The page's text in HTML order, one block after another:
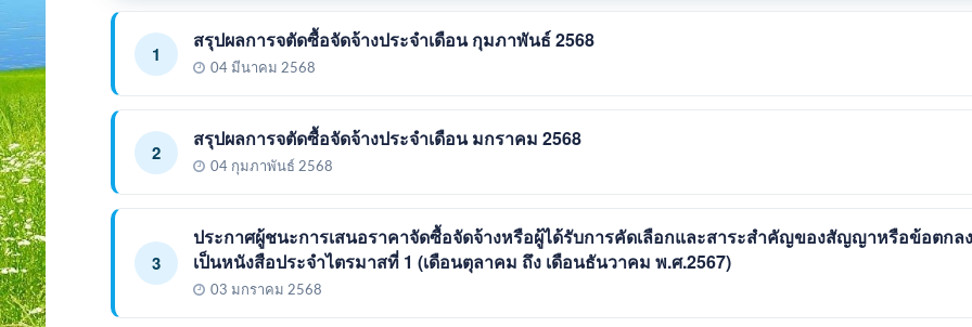
1
สรุปผลการจตัดซื้อจัดจ้างประจำเดือน กุมภาพันธ์ 2568
04 มีนาคม 2568
2
สรุปผลการจตัดซื้อจัดจ้างประจำเดือน มกราคม 2568
04 กุมภาพันธ์ 2568
3
ประกาศผู้ชนะการเสนอราคาจัดซื้อจัดจ้างหรือผู้ได้รับการคัดเลือกและสาระสำคัญของสัญญาหรือข้อตกลง
เป็นหนังสือประจำไตรมาสที่ 1 (เดือนตุลาคม ถึง เดือนธันวาคม พ.ศ.2567)
03 มกราคม 2568